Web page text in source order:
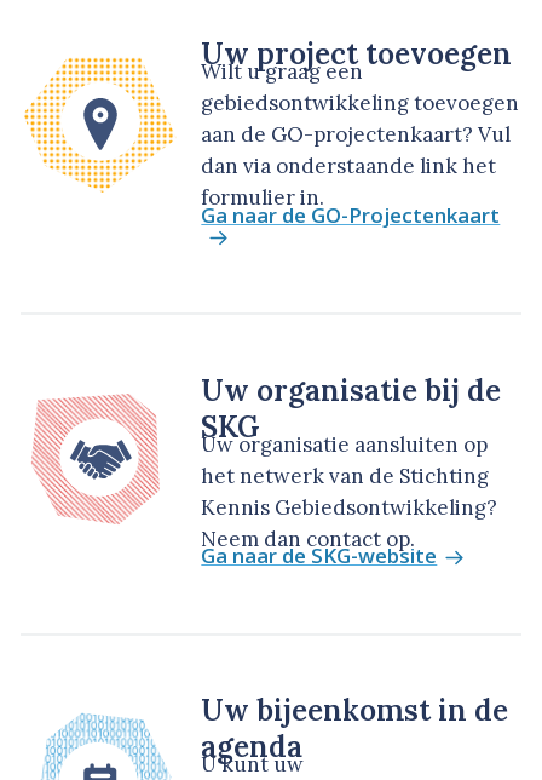
Uw project toevoegen
Wilt u graag een
gebiedsontwikkeling toevoegen
aan de GO-projectenkaart? Vul
dan via onderstaande link het
formulier in.
Ga naar de GO-Projectenkaart
Uw organisatie bij de
SKG
Uw organisatie aansluiten op
het netwerk van de Stichting
Kennis Gebiedsontwikkeling?
Neem dan contact op.
Ga naar de SKG-website
Uw bijeenkomst in de
agenda
U kunt uw